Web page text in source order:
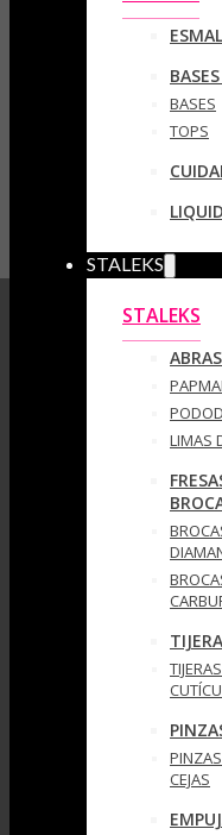
BASES
TOPS
STALEKS
STALEKS
LIMAS
CEJAS